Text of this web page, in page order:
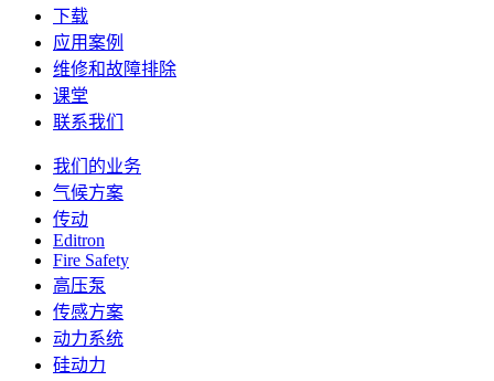
下载
应用案例
维修和故障排除
课堂
联系我们
我们的业务
气候方案
传动
Editron
Fire Safety
高压泵
传感方案
动力系统
硅动力